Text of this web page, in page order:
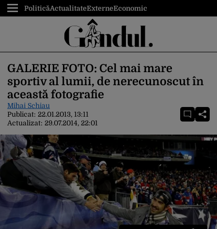
PoliticăActualitateExterneEconomic
GALERIE FOTO: Cel mai mare
sportiv al lumii, de nerecunoscut în
această fotografie
Mihai Schiau
Publicat: 22.01.2013, 13:11
Actualizat: 29.07.2014, 22:01